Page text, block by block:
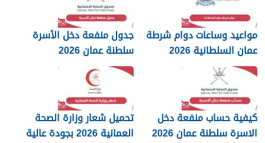
مواعيد وساعات دوام شرطة
عمان السلطانية 2026
جدول منفعة دخل الأسرة
سلطنة عمان 2026
كيفية حساب منفعة دخل
الاسرة سلطنة عمان 2026
تحميل شعار وزارة الصحة
العمانية 2026 بجودة عالية